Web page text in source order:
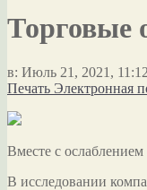
Торговые
в: Июль 21, 2021, 11:12
Печать Электронная
Вместе с
В исследовании